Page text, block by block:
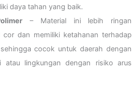
daya tahan yang baik.
– Material ini lebih ringan
dan memiliki ketahanan terhadap
cocok untuk daerah dengan
atau lingkungan dengan risiko arus